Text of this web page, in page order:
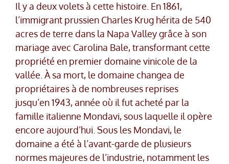
Il y a deux volets à cette histoire. En 1861,
l’immigrant prussien Charles Krug hérita de 540
acres de terre dans la Napa Valley grâce à son
mariage avec Carolina Bale, transformant cette
propriété en premier domaine vinicole de la
vallée. À sa mort, le domaine changea de
propriétaires à de nombreuses reprises
jusqu’en 1943, année où il fut acheté par la
famille italienne Mondavi, sous laquelle il opère
encore aujourd’hui. Sous les Mondavi, le
domaine a été à l’avant-garde de plusieurs
normes majeures de l’industrie, notamment les